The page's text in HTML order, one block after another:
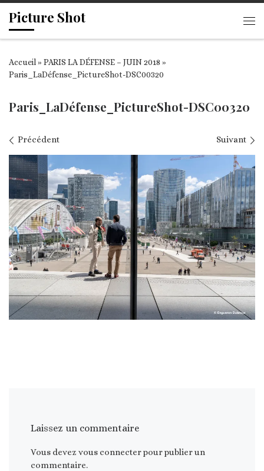
Passer au contenu
Picture Shot
Accueil» PARIS LA DÉFENSE – JUIN 2018 »
Paris_LaDéfense_PictureShot-DSC00320
Paris_LaDéfense_PictureShot-DSC00320
Navigation des images
Précédent Suivant
Laissez un commentaire
Vous devez vous connecterpour publier un
commentaire.